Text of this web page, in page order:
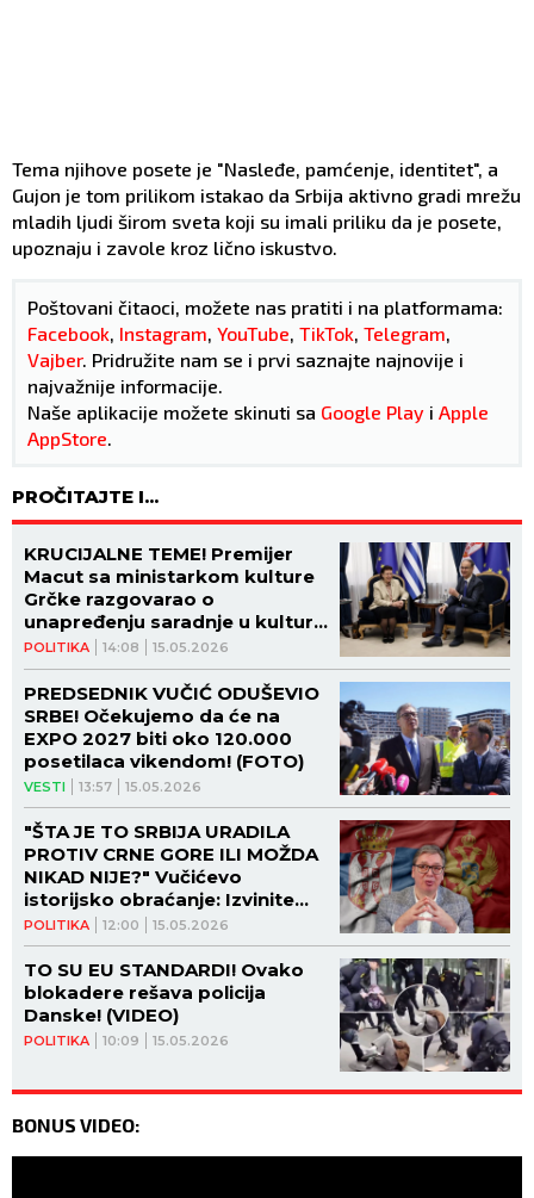
Tema njihove posete je "Nasleđe, pamćenje, identitet", a
Gujon je tom prilikom istakao da Srbija aktivno gradi mrežu
mladih ljudi širom sveta koji su imali priliku da je posete,
upoznaju i zavole kroz lično iskustvo.
Poštovani čitaoci, možete nas pratiti i na platformama:
Facebook, Instagram, YouTube, TikTok, Telegram,
Vajber. Pridružite nam se i prvi saznajte najnovije i
najvažnije informacije.
Naše aplikacije možete skinuti sa Google Play i Apple
AppStore.
PROČITAJTE I...
POLITIKA 14:08 15.05.2026
KRUCIJALNE TEME! Premijer
Macut sa ministarkom kulture
Grčke razgovarao o
unapređenju saradnje u kulturi!
(FOTO)
VESTI 13:57 15.05.2026
PREDSEDNIK VUČIĆ ODUŠEVIO
SRBE! Očekujemo da će na
EXPO 2027 biti oko 120.000
posetilaca vikendom! (FOTO)
POLITIKA 12:00 15.05.2026
"ŠTA JE TO SRBIJA URADILA
PROTIV CRNE GORE ILI MOŽDA
NIKAD NIJE?" Vučićevo
istorijsko obraćanje: Izvinite
što smo vas voleli više nego vi
nas
POLITIKA 10:09 15.05.2026
TO SU EU STANDARDI! Ovako
blokadere rešava policija
Danske! (VIDEO)
BONUS VIDEO: